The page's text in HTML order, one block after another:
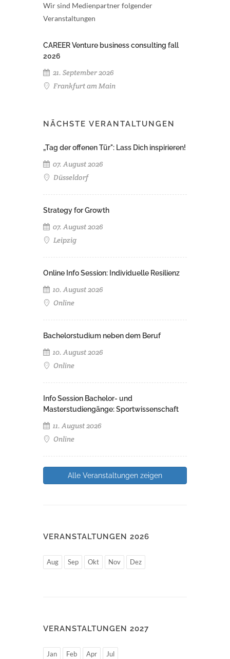
Wir sind Medienpartner folgender
Veranstaltungen
CAREER Venture business consulting fall
2026
21. September 2026
Frankfurt am Main
NÄCHSTE VERANTALTUNGEN
„Tag der offenen Tür": Lass Dich inspirieren!
07. August 2026
Düsseldorf
Strategy for Growth
07. August 2026
Leipzig
Online Info Session: Individuelle Resilienz
10. August 2026
Online
Bachelorstudium neben dem Beruf
10. August 2026
Online
Info Session Bachelor- und
Masterstudiengänge: Sportwissenschaft
11. August 2026
Online
Alle Veranstaltungen zeigen
VERANSTALTUNGEN 2026
Aug Sep Okt Nov Dez
VERANSTALTUNGEN 2027
Jan Feb Apr Jul